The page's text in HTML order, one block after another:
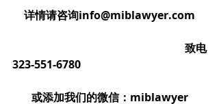
详情请咨询info@miblawyer.com
323-551-6780
或添加我们的微信：miblawyer